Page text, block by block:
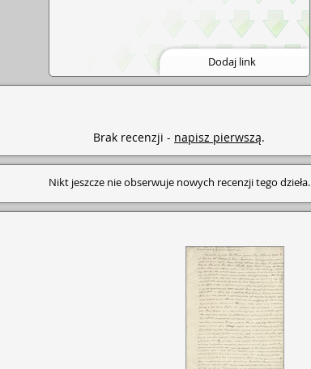
Dodaj link
Brak recenzji - napisz pierwszą.
Nikt jeszcze nie obserwuje nowych recenzji tego dzieła.